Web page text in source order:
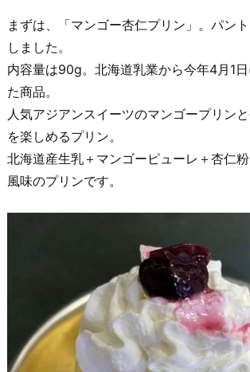
まずは、「マンゴー杏仁プリン」。パン
しました。
内容量は90g。北海道乳業から今年4月1
た商品。
人気アジアンスイーツのマンゴープリン
を楽しめるプリン。
北海道産生乳＋マンゴーピューレ＋杏仁
風味のプリンです。